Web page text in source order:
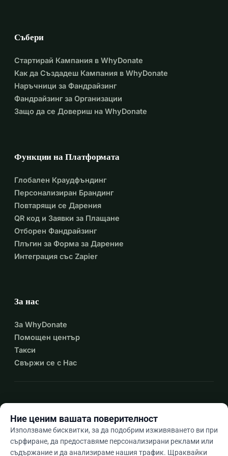
Събери
Стартирай Кампания в WhyDonate
Как да Създадеш Кампания в WhyDonate
Наръчници за Фандрайзинг
Фандрайзинг за Организации
Защо да се Довериш на WhyDonate
Функции на Платформата
Глобален Краудфъндинг
Персонализиран Брандинг
Повтарящи се Дарения
QR код и Заявки за Плащане
Отборен Фандрайзинг
Плъгин за Форма за Дарение
Интеграция със Zapier
За нас
За WhyDonate
Помощен център
Такси
Свържи се с Нас
Ние ценим вашата поверителност
Използваме бисквитки, за да подобрим изживяването ви при
сърфиране, да предоставяме персонализирани реклами или
съдържание и да анализираме нашия трафик. Щраквайки